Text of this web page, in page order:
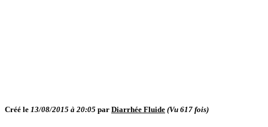
Créé le 13/08/2015 à 20:05 par Diarrhée Fluide (Vu 617 fois)